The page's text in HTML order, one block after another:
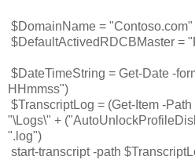
$DomainName = "Contoso.com"
$DefaultActivedRDCBMaster =
$DateTimeString = Get-Date -
HHmmss")
$TranscriptLog = (Get-Item -
"\Logs\" +
".log")
start-transcript -path